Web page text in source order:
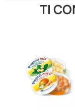
TI